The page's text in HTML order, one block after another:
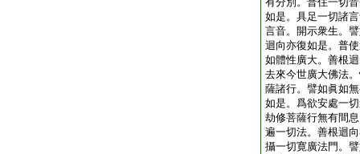
如是。具足一切諸
言音。開示衆生。
迴向亦復如是。普
如體性廣大。善根
去來今世廣大佛法
薩諸行。譬如眞如
如是。爲欲安處一
劫修菩薩行無有間
遍一切法。善根迴
攝一切寛廣法門。